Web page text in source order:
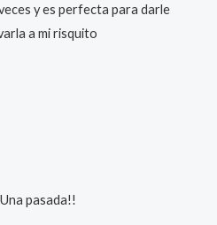
y es perfecta para darle
a mi risquito
pasada!!